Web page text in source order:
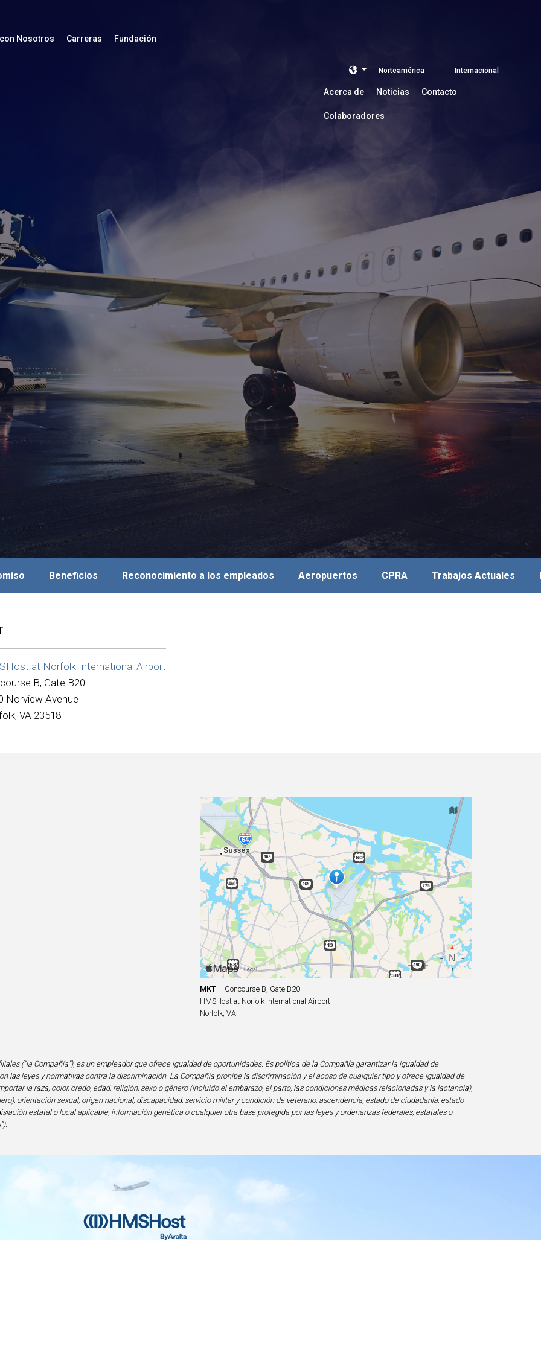
Nosotros Carreras Fundación
Acerca de Noticias Contacto
Colaboradores
Norteamérica Internacional
Beneficios Reconocimiento a los empleados Aeropuertos CPRA Trabajos Actuales
at Norfolk International Airport
B, Gate B20
Norview Avenue
VA 23518
MKT – Concourse B, Gate B20
HMSHost at Norfolk International Airport
Norfolk, VA
(“la Compañía”), es un empleador que ofrece igualdad de oportunidades. Es política de la Compañía garantizar la igualdad de
las leyes y normativas contra la discriminación. La Compañía prohíbe la discriminación y el acoso de cualquier tipo y ofrece igualdad de
la raza, color, credo, edad, religión, sexo o género (incluido el embarazo, el parto, las condiciones médicas relacionadas y la lactancia),
orientación sexual, origen nacional, discapacidad, servicio militar y condición de veterano, ascendencia, estado de ciudadanía, estado
estatal o local aplicable, información genética o cualquier otra base protegida por las leyes y ordenanzas federales, estatales o